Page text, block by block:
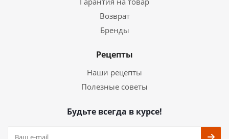
Возврат
Бренды
Рецепты
Наши рецепты
Полезные советы
Будьте всегда в курсе!